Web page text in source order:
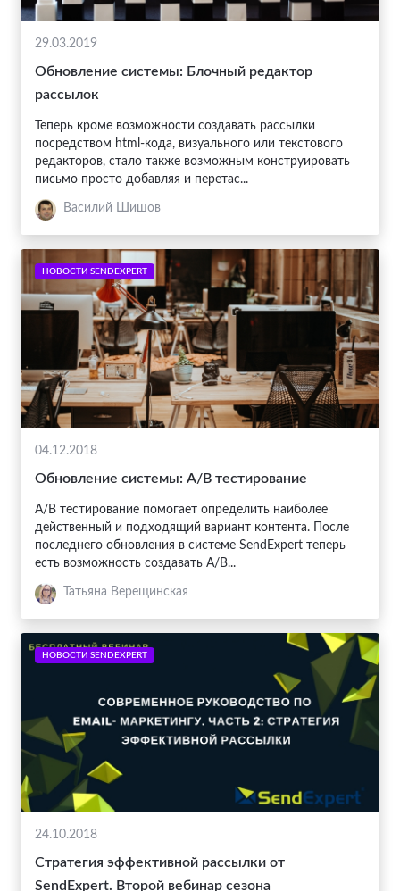
29.03.2019
Обновление системы: Блочный редактор
рассылок
Теперь кроме возможности создавать рассылки
посредством html-кода, визуального или текстового
редакторов, стало также возможным конструировать
письмо просто добавляя и перетас...
Василий Шишов
НОВОСТИ SENDEXPERT
04.12.2018
Обновление системы: A/B тестирование
A/B тестирование помогает определить наиболее
действенный и подходящий вариант контента. После
последнего обновления в системе SendExpert теперь
есть возможность создавать A/B...
Татьяна Верещинская
НОВОСТИ SENDEXPERT
24.10.2018
Стратегия эффективной рассылки от
SendExpert. Второй вебинар сезона